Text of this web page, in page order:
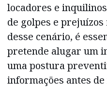
locadores e
de golpes e
desse cenário, é
pretende alugar um
uma postura
informações antes